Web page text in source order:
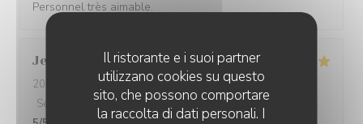
Il ristorante e i suoi partner
utilizzano cookies su questo
sito, che possono comportare
la raccolta di dati personali. I
Personnel très aimable.
Jean Michel B
2026-08-02
- 13:15 - Ospiti 10
Servizio
/5 Atmosfera: 5/5 Cucina: 5/5 Qualità / Prezzo